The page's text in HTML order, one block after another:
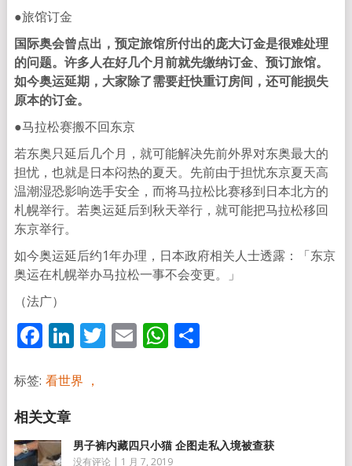
●旅馆订金
国际奥会曾点出，预定旅馆所付出的庞大订金是很难处理
的问题。许多人在好几个月前就先缴纳订金、预订旅馆。
如今奥运延期，大家除了需要赶快重订房间，还可能损失
原本的订金。
●马拉松赛搬不回东京
若东奥只延后几个月，就可能解决先前外界对东奥最大的
担忧，也就是日本闷热的夏天。先前由于担忧东京夏天高
温潮湿恐影响选手安全，而将马拉松比赛移到日本北方的
札幌举行。若奥运延后到秋天举行，就可能把马拉松移回
东京举行。
如今奥运延后约1年办理，日本政府相关人士透露：「东京
奥运在札幌举办马拉松一事不会变更。」
（法广）
Facebook
LinkedIn
Twitter
EmailWhatsApp
分
标签: 看世界 ，
男子裤内藏四只小猫 企图走私入境被查获
没有评论 | 1 月 7, 2019